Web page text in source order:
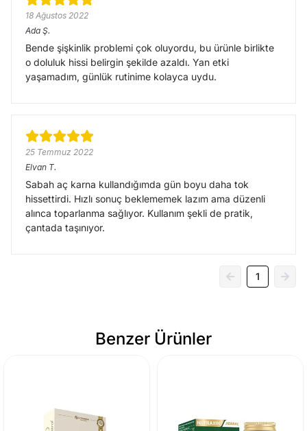
18 Ağustos 2022
Ada Ş.
Bende şişkinlik problemi çok oluyordu, bu ürünle birlikte
o doluluk hissi belirgin şekilde azaldı. Yan etki
yaşamadım, günlük rutinime kolayca uydu.
25 Temmuz 2022
Elvan T.
Sabah aç karna kullandığımda gün boyu daha tok
hissettirdi. Hızlı sonuç beklememek lazım ama düzenli
alınca toparlanma sağlıyor. Kullanım şekli de pratik,
çantada taşınıyor.
1
Benzer Ürünler